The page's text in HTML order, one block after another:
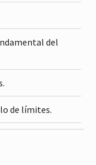
del
de límites.